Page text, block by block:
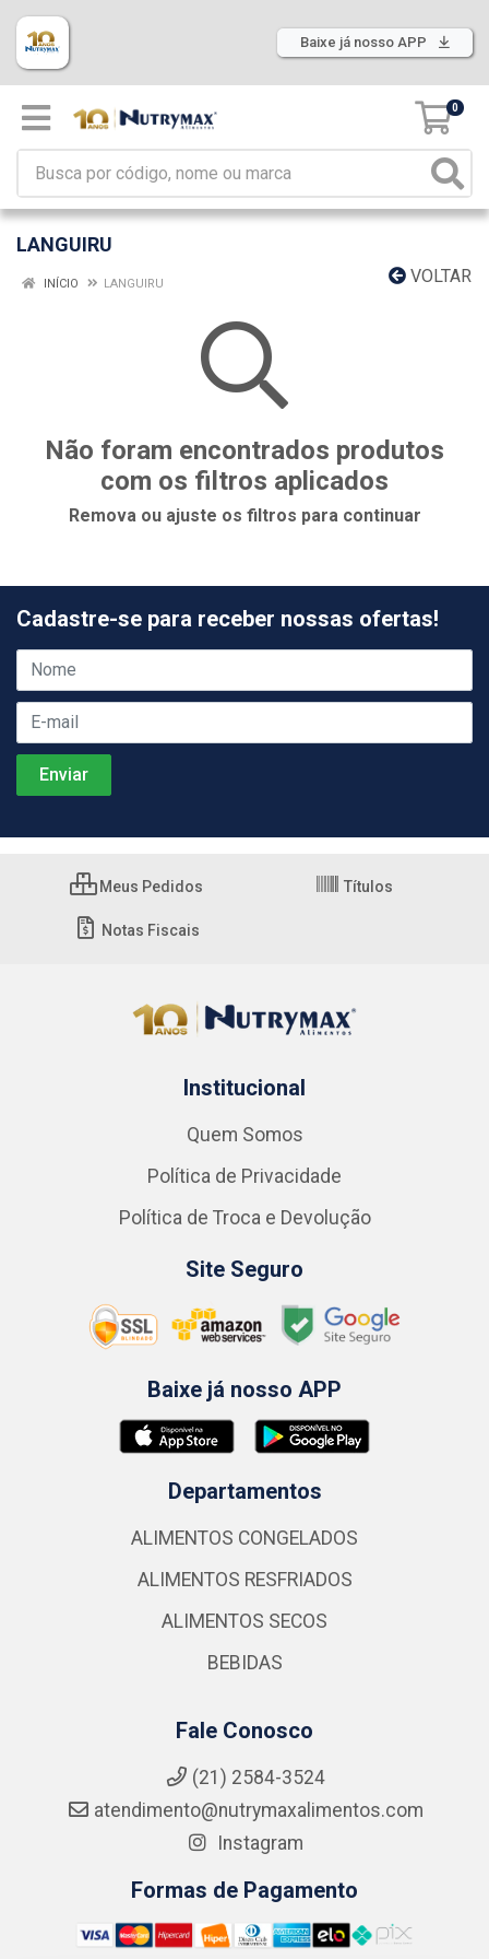
Baixe já nosso APP
0
LANGUIRU
VOLTAR
INÍCIO LANGUIRU
Não foram encontrados produtos
com os filtros aplicados
Remova ou ajuste os filtros para continuar
Cadastre-se para receber nossas ofertas!
Meus Pedidos Títulos
Notas Fiscais
Institucional
Quem Somos
Política de Privacidade
Política de Troca e Devolução
Site Seguro
Baixe já nosso APP
Departamentos
ALIMENTOS CONGELADOS
ALIMENTOS RESFRIADOS
ALIMENTOS SECOS
BEBIDAS
Fale Conosco
(21) 2584-3524
atendimento@nutrymaxalimentos.com
Instagram
Formas de Pagamento